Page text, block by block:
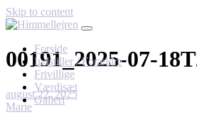
Skip to content
Forside
Indstiller / Forældre
Frivillige
Værdisæt
Galleri
00191_2025-07-
august 22, 2025
Marie